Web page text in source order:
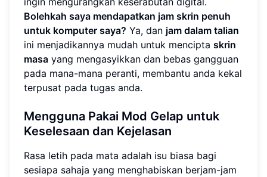
Bolehkah saya mendapatkan jam skrin penuh
untuk komputer saya? Ya, dan jam dalam talian
ini menjadikannya mudah untuk mencipta skrin
masa yang mengasyikkan dan bebas gangguan
pada mana-mana peranti, membantu anda kekal
terpusat pada tugas anda.
Mengguna Pakai Mod Gelap untuk
Keselesaan dan Kejelasan
Rasa letih pada mata adalah isu biasa bagi
sesiapa sahaja yang menghabiskan berjam-jam